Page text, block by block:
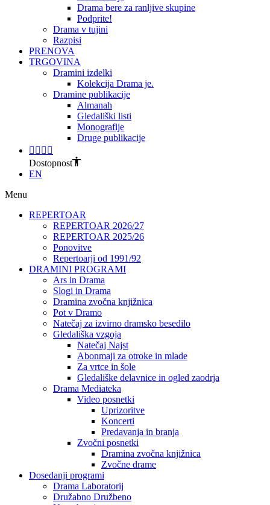
Drama bere za ranljive skupine
Podprite!
Drama v tujini
Razpisi
PRENOVA
TRGOVINA
Dramini izdelki
Kolekcija Drama je.
Dramine publikacije
Almanah
Gledališki listi
Monografije
Druge publikacije
Dostopnost
EN
Menu
REPERTOAR
REPERTOAR 2026/27
REPERTOAR 2025/26
Ponovitve
Repertoarji od 1991/92
DRAMINI PROGRAMI
Ars in Drama
Slogi in Drama
Dramina zvočna knjižnica
Pot v Dramo
Natečaj za izvirno dramsko besedilo
Gledališka vzgoja
Natečaj Najst
Abonmaji za otroke in mlade
Za vrtce in šole
Gledališke delavnice in ogled zaodrja
Drama Mediateka
Video posnetki
Uprizoritve
Koncerti
Predavanja in branja
Zvočni posnetki
Dramina zvočna knjižnica
Zvočne drame
Dosedanji programi
Drama Laboratorij
Družabno Družbeno